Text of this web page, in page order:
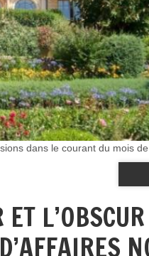
dans le courant du mois